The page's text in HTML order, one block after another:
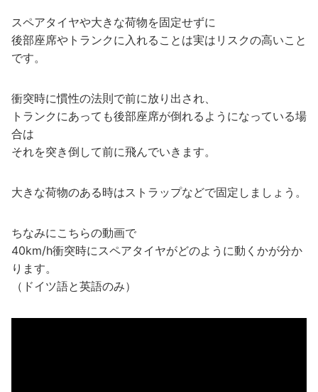
スペアタイヤや大きな荷物を固定せずに
後部座席やトランクに入れることは実はリスクの高いこと
です。
衝突時に慣性の法則で前に放り出され、
トランクにあっても後部座席が倒れるようになっている場
合は
それを突き倒して前に飛んでいきます。
大きな荷物のある時はストラップなどで固定しましょう。
ちなみにこちらの動画で
40km/h衝突時にスペアタイヤがどのように動くかが分か
ります。
（ドイツ語と英語のみ）